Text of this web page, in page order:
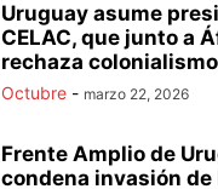
Uruguay asume
CELAC, que junto a
rechaza
Octubre - marzo 22, 2026
Frente Amplio de
condena invasión de